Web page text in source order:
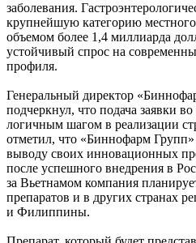
заболевания.
крупнейшую категорию
объемом более 1,4 миллиарда
устойчивый спрос на
профиля.
Генеральный директор
подчеркнул, что подача заявки
логичным шагом в реализации
отметил, что «Биннофарм Групп»
выводу своих инновационных
после успешного внедрения в
за Вьетнамом компания
препаратов и в других странах
и Филиппины.